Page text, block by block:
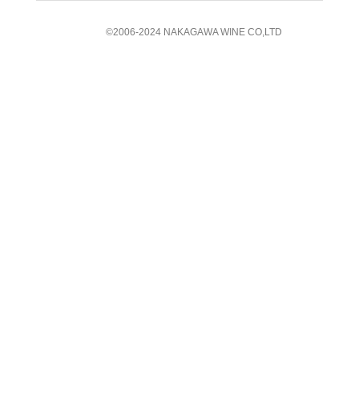
©︎2006-2024 NAKAGAWA WINE CO,LTD